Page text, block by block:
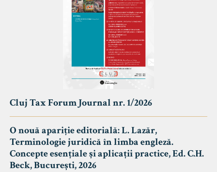
Cluj Tax Forum Journal nr. 1/2026
O nouă apariție editorială: L. Lazăr,
Terminologie juridică în limba engleză.
Concepte esențiale și aplicații practice, Ed. C.H.
Beck, București, 2026